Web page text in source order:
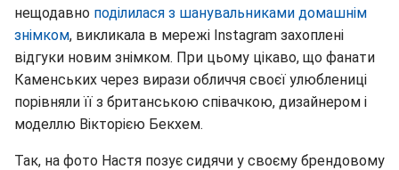
нещодавно поділилася з шанувальниками домашнім
знімком, викликала в мережі Іnstagram захоплені
відгуки новим знімком. При цьому цікаво, що фанати
Каменських через вирази обличчя своєї улюблениці
порівняли її з британською співачкою, дизайнером і
моделлю Вікторією Бекхем.
Так, на фото Настя позує сидячи у своєму брендовому